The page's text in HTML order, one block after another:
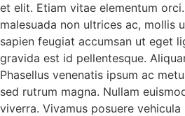
et elit. Etiam vitae elementum
malesuada non ultrices ac, mollis
sapien feugiat accumsan ut eget
gravida est id pellentesque.
Phasellus venenatis ipsum ac
sed rutrum magna. Nullam
viverra. Vivamus posuere